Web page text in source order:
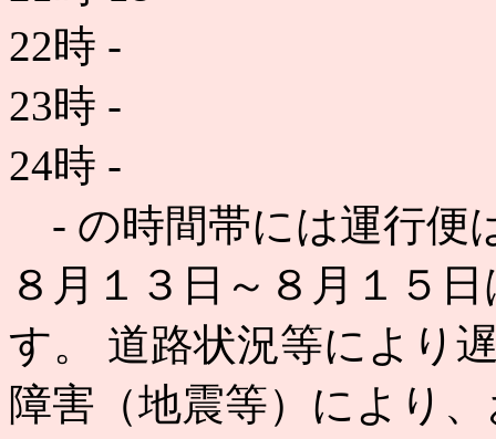
22時 -
23時 -
24時 -
- の時間帯には運行便
８月１３日～８月１５
す。 道路状況等により
障害（地震等）により